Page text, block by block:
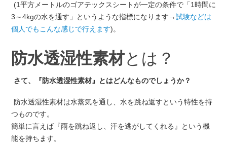
(1平方メートルのゴアテックスシートが一定の条件で「1時間に
3～4kgの水を通す」というような指標になります→試験などは
個人でもこんな感じで行えます)。
防水透湿性素材とは？
さて、『防水透湿性素材』とはどんなものでしょうか？
防水透湿性素材は水蒸気を通し、水を跳ね返すという特性を持
つものです。
簡単に言えば『雨を跳ね返し、汗を逃がしてくれる』という機
能を持ちます。